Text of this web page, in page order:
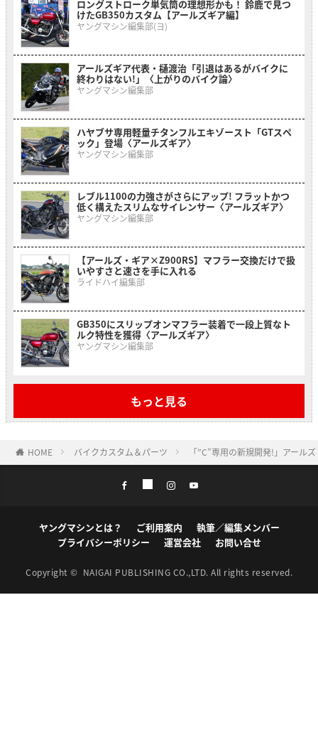
ロングストローク単気筒の理想形かも！ 鈴鹿で見つ
けたGB350カスタム【アールズギア編】
ヤングマシン編集部(ヨ)
アールズギア代表・樋渡治「引退はあるがバイクに
終わりはない!」〈上がりのバイク論〉
ヤングマシン編集部
ハヤブサ専用軽量チタンフルエキゾースト「GTスペ
ック」登場〈アールズギア〉
ヤングマシン編集部
レブル1100の力強さがさらにアップ! フラットかつ
低く構えたスリムなサイレンサー〈アールズギア〉
ヤングマシン編集部
【アールズ・ギア×Z900RS】マフラー交換だけで扱
いやすさと速さを手に入れる
ライドハイ編集部
GB350にスリップオンマフラー装着で一段上質なト
ルク特性を獲得〈アールズギア〉
ヤングマシン編集部
もっと見る
HOME バイクカスタム＆パーツ 「”C”専用の新規開発!」アール
ヤングマシンとは？ ご利用案内
執筆／編集メンバー
プライバシーポリシー
運営会社 お問い合せ
Copyright © NAIGAI PUBLISHING CO.,LTD. All rights reserved.